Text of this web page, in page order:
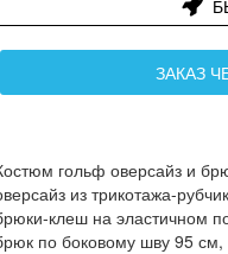
ЗАКАЗ
гольф оверсайз и
из трикотажа-
клеш на эластичном
по боковому шву 95